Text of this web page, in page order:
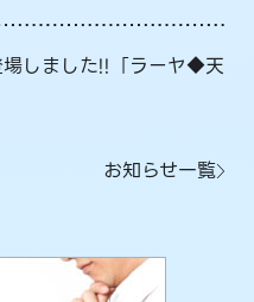
しました!!「ラーヤ◆天
お知らせ一覧